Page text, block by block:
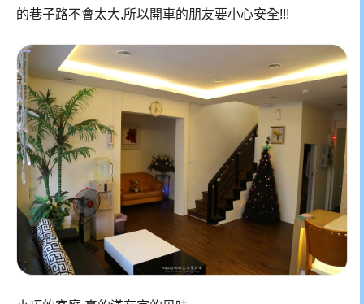
的巷子路不會太大,所以開車的朋友要小心安全!!!